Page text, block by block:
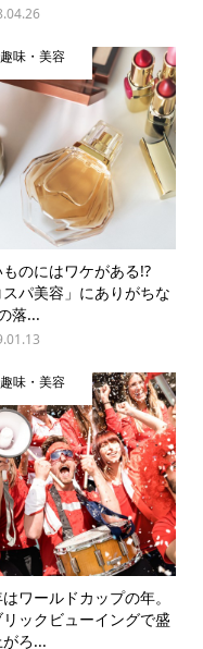
趣味・美容
のにはワケがある!?
スパ美容」にありがちな
落...
趣味・美容
ワールドカップの年。
ックビューイングで盛
がろ...